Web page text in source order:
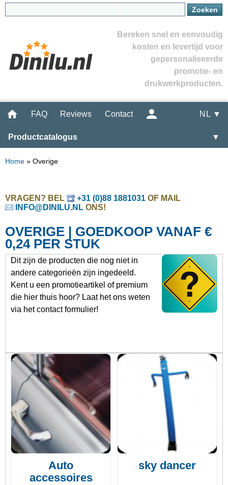
Bereken snel en eenvoudig
kosten en levertijd voor
gepersonaliseerde
promotie- en
drukwerkproducten.
FAQ Reviews Contact NL ▼
Productcatalogus ▼
Home » Overige
VRAGEN? BEL +31 (0)88 1881031 OF MAIL
INFO@DINILU.NL ONS!
OVERIGE | GOEDKOOP VANAF €
0,24 PER STUK
Dit zijn de producten die nog niet in
andere categorieën zijn ingedeeld.
Kent u een promotieartikel of premium
die hier thuis hoor? Laat het ons weten
via het contact formulier!
Auto
accessoires
sky dancer